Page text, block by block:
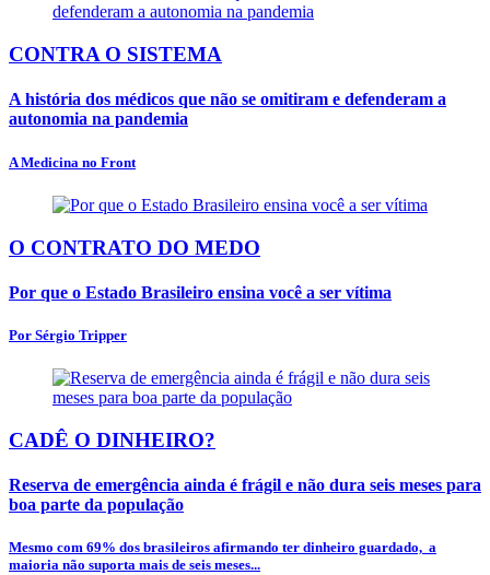
CONTRA O SISTEMA
A história dos médicos que não se omitiram e defenderam a
autonomia na pandemia
A Medicina no Front
O CONTRATO DO MEDO
Por que o Estado Brasileiro ensina você a ser vítima
Por Sérgio Tripper
CADÊ O DINHEIRO?
Reserva de emergência ainda é frágil e não dura seis meses para
boa parte da população
Mesmo com 69% dos brasileiros afirmando ter dinheiro guardado, a
maioria não suporta mais de seis meses...